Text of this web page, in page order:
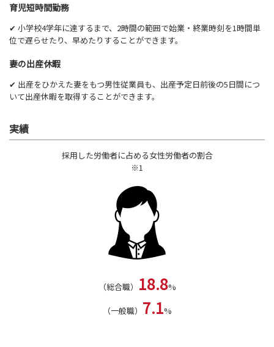
育児短時間勤務
✔ 小学校4学年に達するまで、2時間の範囲で始業・終業時刻を1時間単
位で遅らせたり、早めたりすることができます。
妻の出産休暇
✔ 出産をひかえた妻をもつ男性従業員も、出産予定日前後の5日間につ
いて出産休暇を取得することができます。
実績
採用した労働者に占める女性労働者の割合
※1
（総合職） 18.8%
（一般職） 7.1%